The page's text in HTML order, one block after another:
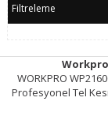
Filtreleme
Workpro
WORKPRO
Profesyonel Tel